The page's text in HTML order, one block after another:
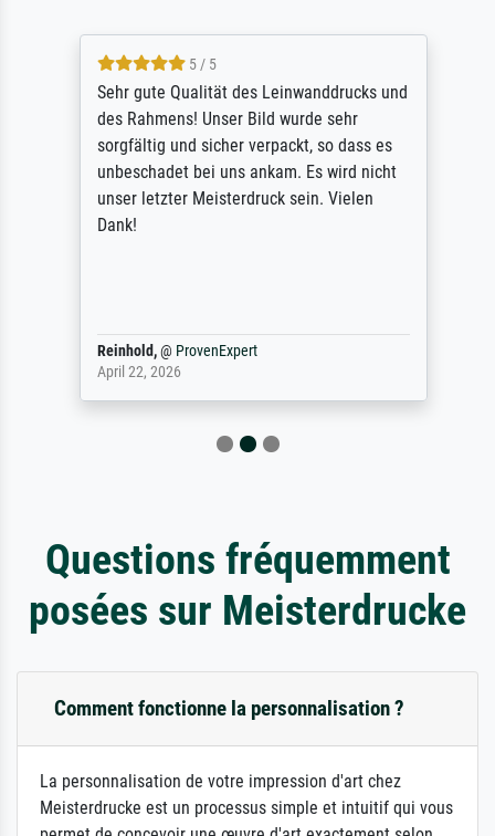
5 / 5
Sehr gute Qualität des Leinwanddrucks und
des Rahmens! Unser Bild wurde sehr
sorgfältig und sicher verpackt, so dass es
unbeschadet bei uns ankam. Es wird nicht
unser letzter Meisterdruck sein. Vielen
Dank!
Reinhold,@ProvenExpert
April 22, 2026
Questions fréquemment
posées sur Meisterdrucke
Comment fonctionne la personnalisation ?
La personnalisation de votre impression d'art chez
Meisterdrucke est un processus simple et intuitif qui vous